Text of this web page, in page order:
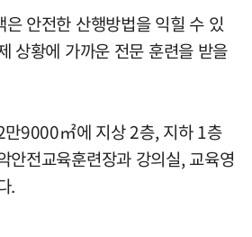
안전한 산행방법을 익힐 수 있
상황에 가까운 전문 훈련을 받을
만9000㎡에 지상 2층, 지하 1층
안전교육훈련장과 강의실, 교육영
.